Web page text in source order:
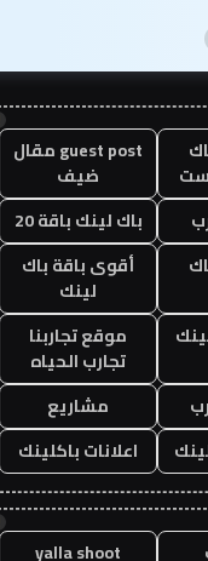
guest post مقال
ضيف
باك لينك باقة 20
أقوى باقة باك
لينك
موقع تجاربنا
تجارب الحياه
مشاريع
اعلانات باكلينك
yalla shoot